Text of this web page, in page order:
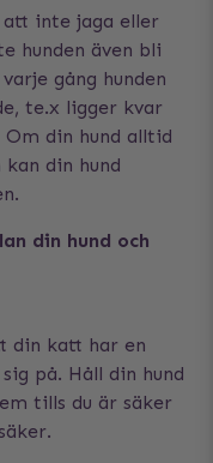
att inte jaga eller
hunden även bli
gång hunden
te.x ligger kvar
din hund alltid
din hund
din hund och
din katt har en
på. Håll din hund
tills du är säker